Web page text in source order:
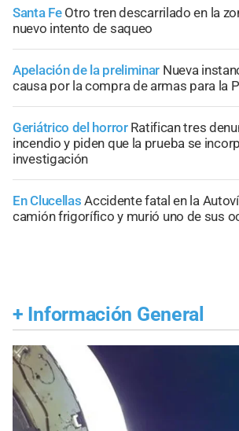
Santa Fe Otro tren descarrilado en la
nuevo intento de saqueo
Apelación de la preliminar Nueva
causa por la compra de armas para la
Geriátrico del horror Ratifican tres
incendio y piden que la prueba se
investigación
En Clucellas Accidente fatal en la
camión frigorífico y murió uno de sus
+ Información General